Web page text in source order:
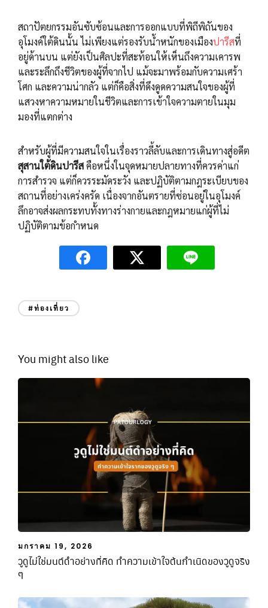
สถาปัตยกรรมอันซับซ้อนและการออกแบบที่พิถีพิถันของ
อุโมงค์ใต้ดินนั้น ไม่เพียงแต่รองรับน้ำหนักของเมืองปารีสที่
อยู่ด้านบน แต่ยังเป็นศิลปะที่สะท้อนให้เห็นถึงความเคารพ
และระลึกถึงชีวิตของผู้ที่จากไป แม้จะมาพร้อมกับความเศร้า
โศก และความน่ากลัว แต่ก็คือสิ่งที่ดึงดูดความสนใจของผู้ที่
แสวงหาความหมายในชีวิตและการเข้าใจความตายในมุม
มองที่แตกต่าง
สำหรับผู้ที่มีความสนใจในเรื่องราวลี้ลับและการเดินทางสู่อดีต
สุสานใต้ดินปารีสคือหนึ่งในจุดหมายปลายทางที่ควรค่าแก่
การสำรวจ แต่ก็ควรระมัดระวัง และปฏิบัติตามกฎระเบียบของ
สถานที่อย่างเคร่งครัด เนื่องจากอันตรายที่ซ่อนอยู่ในอุโมงค์
ลึกอาจส่งผลกระทบทั้งทางร่างกายและกฎหมายแก่ผู้ที่ไม่
ปฏิบัติตามข้อกำหนด
#ท่องเที่ยว
You might also like
มกราคม 19, 2026
วูดูไม่ใช่มนต์ดำอย่างที่คิด ทำความเข้าใจต้นกำเนิดของวูดูจริง
ๆ